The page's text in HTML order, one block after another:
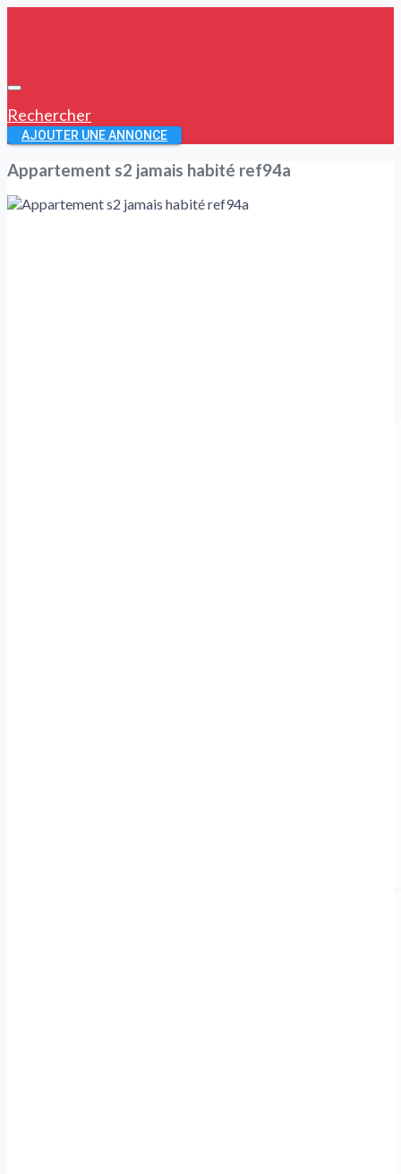
Rechercher
AJOUTER UNE ANNONCE
Appartement s2 jamais habité ref94a